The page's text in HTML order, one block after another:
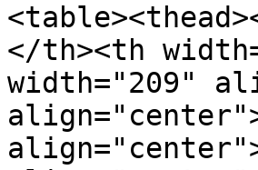
</th><th
width="209"